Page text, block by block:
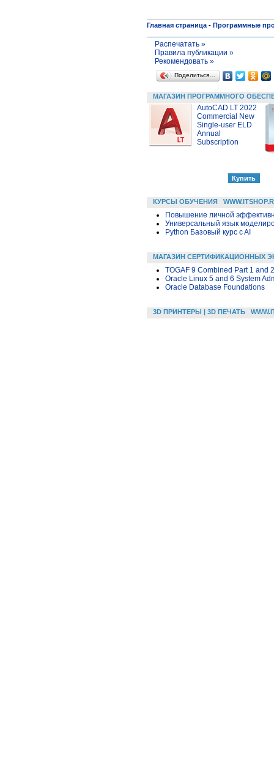
Главная страница - Программные
Распечатать »
Правила публикации »
Рекомендовать »
Поделиться…
МАГАЗИН ПРОГРАММНОГО
AutoCAD LT 2022
Commercial New
Single-user ELD
Annual
Subscription
КУРСЫ ОБУЧЕНИЯ
Повышение личной
Универсальный язык
Python Базовый курс c AI
МАГАЗИН СЕРТИФИКАЦИОННЫХ
TOGAF 9 Combined Part 1 and 2
Oracle Linux 5 and 6 System
Oracle Database Foundations
3D ПРИНТЕРЫ | 3D ПЕЧАТЬ